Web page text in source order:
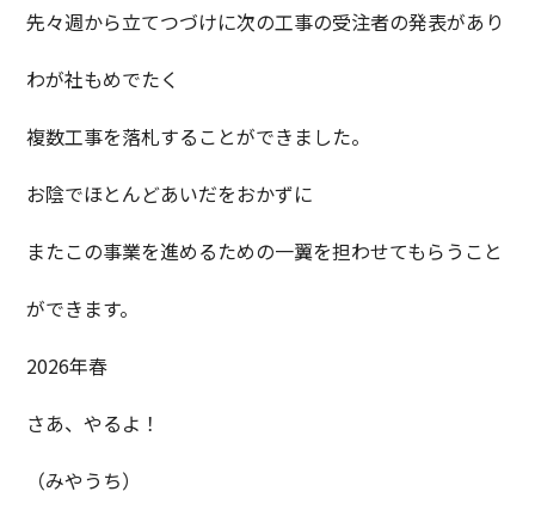
先々週から立てつづけに次の工事の受注者の発表があり
わが社もめでたく
複数工事を落札することができました。
お陰でほとんどあいだをおかずに
またこの事業を進めるための一翼を担わせてもらうこと
ができます。
2026年春
さあ、やるよ！
（みやうち）